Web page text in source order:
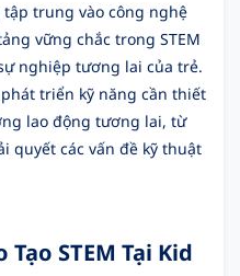
trung vào công nghệ
vững chắc trong STEM
nghiệp tương lai của trẻ.
triển kỹ năng cần thiết
lao động tương lai, từ
quyết các vấn đề kỹ thuật
STEM Tại Kid